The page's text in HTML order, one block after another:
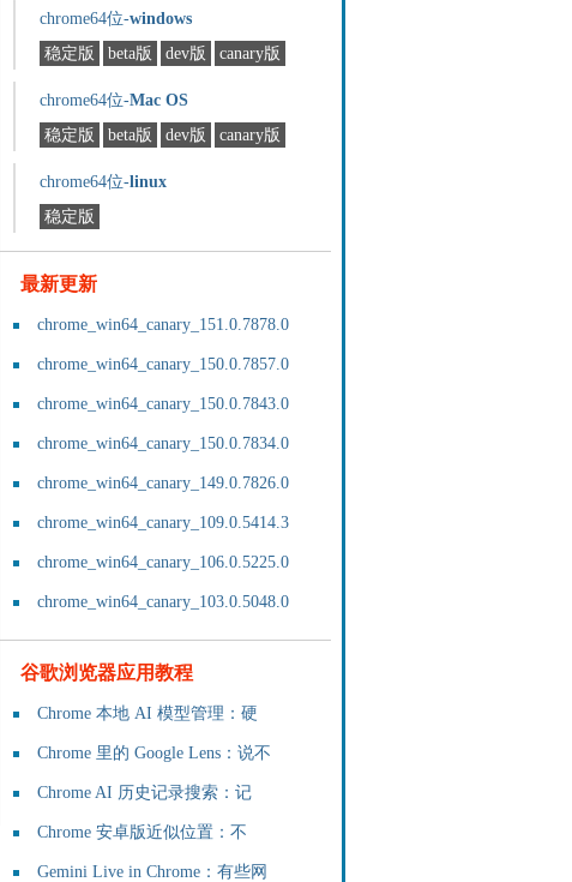
chrome64位-windows
稳定版
beta版 dev版 canary版
chrome64位-Mac OS
稳定版
beta版 dev版 canary版
chrome64位-linux
稳定版
最新更新
chrome_win64_canary_151.0.7878.0
chrome_win64_canary_150.0.7857.0
chrome_win64_canary_150.0.7843.0
chrome_win64_canary_150.0.7834.0
chrome_win64_canary_149.0.7826.0
chrome_win64_canary_109.0.5414.3
chrome_win64_canary_106.0.5225.0
chrome_win64_canary_103.0.5048.0
谷歌浏览器应用教程
Chrome 本地 AI 模型管理：硬
Chrome 里的 Google Lens：说不
Chrome AI 历史记录搜索：记
Chrome 安卓版近似位置：不
Gemini Live in Chrome：有些网